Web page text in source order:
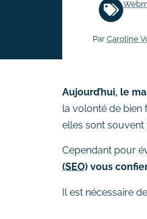
# Rédaction de
Acquisition &
#
# Community
(SMO)
(SMA)
# Emailing
Création graphique
Par Caroline
Aujourd’hui, le
la volonté de bien
elles sont souvent
Cependant pour
(SEO) vous
Il est nécessaire